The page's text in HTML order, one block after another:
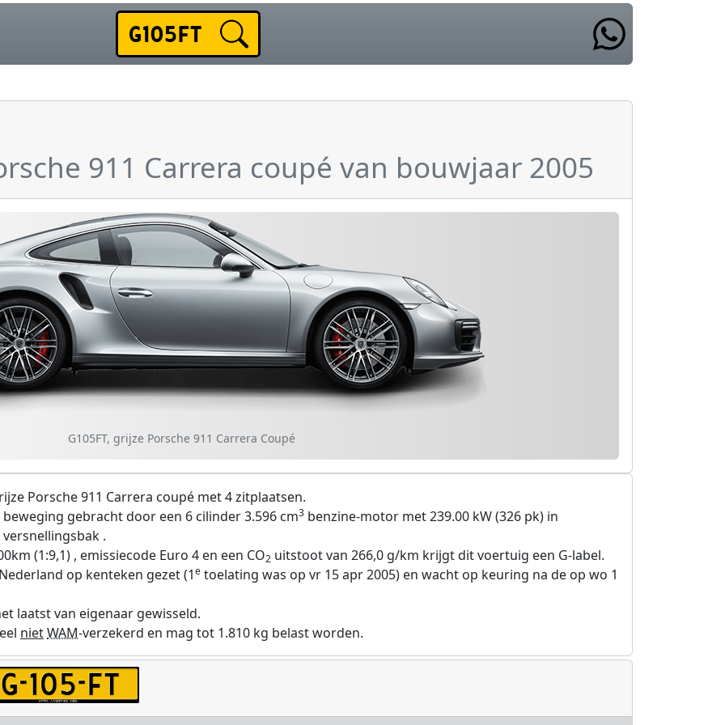
911 Carrera coupé van bouwjaar 2005
G105FT, grijze Porsche 911 Carrera Coupé
Porsche 911 Carrera coupé met 4 zitplaatsen.
gebracht door een 6 cilinder 3.596 cm3 benzine-motor met 239.00 kW (326 pk) in
.
(1:9,1) , emissiecode Euro 4 en een CO2 uitstoot van 266,0 g/km krijgt dit voertuig een G-label.
op kenteken gezet (1e toelating was op vr 15 apr 2005) en wacht op keuring na de op wo 1
laatst van eigenaar gewisseld.
nietWAM-verzekerd en mag tot 1.810 kg belast worden.